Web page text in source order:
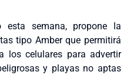
esta semana, propone la
tipo Amber que permitirá
los celulares para advertir
y playas no aptas